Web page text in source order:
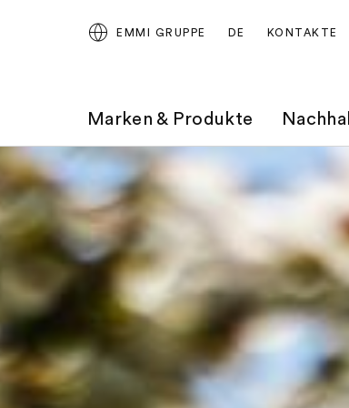
Marken & Produkte
EMMI GRUPPE DE KONTAKTE